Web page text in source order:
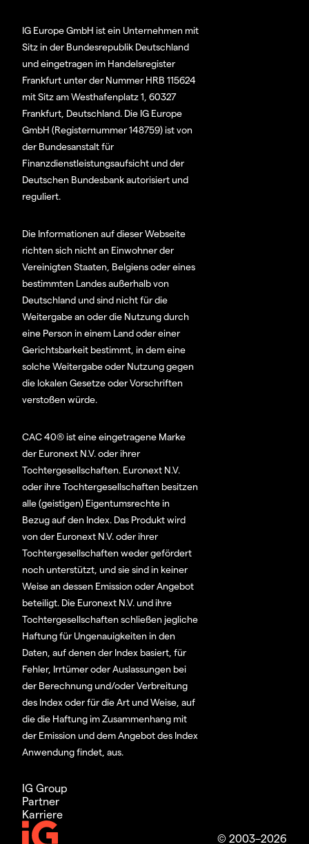
IG Europe GmbH ist ein Unternehmen mit
Sitz in der Bundesrepublik Deutschland
und eingetragen im Handelsregister
Frankfurt unter der Nummer HRB 115624
mit Sitz am Westhafenplatz 1, 60327
Frankfurt, Deutschland. Die IG Europe
GmbH (Registernummer 148759) ist von
der Bundesanstalt für
Finanzdienstleistungsaufsicht und der
Deutschen Bundesbank autorisiert und
reguliert.
Die Informationen auf dieser Webseite
richten sich nicht an Einwohner der
Vereinigten Staaten, Belgiens oder eines
bestimmten Landes außerhalb von
Deutschland und sind nicht für die
Weitergabe an oder die Nutzung durch
eine Person in einem Land oder einer
Gerichtsbarkeit bestimmt, in dem eine
solche Weitergabe oder Nutzung gegen
die lokalen Gesetze oder Vorschriften
verstoßen würde.
CAC 40® ist eine eingetragene Marke
der Euronext N.V. oder ihrer
Tochtergesellschaften. Euronext N.V.
oder ihre Tochtergesellschaften besitzen
alle (geistigen) Eigentumsrechte in
Bezug auf den Index. Das Produkt wird
von der Euronext N.V. oder ihrer
Tochtergesellschaften weder gefördert
noch unterstützt, und sie sind in keiner
Weise an dessen Emission oder Angebot
beteiligt. Die Euronext N.V. und ihre
Tochtergesellschaften schließen jegliche
Haftung für Ungenauigkeiten in den
Daten, auf denen der Index basiert, für
Fehler, Irrtümer oder Auslassungen bei
der Berechnung und/oder Verbreitung
des Index oder für die Art und Weise, auf
die die Haftung im Zusammenhang mit
der Emission und dem Angebot des Index
Anwendung findet, aus.
IG Group
Partner
Karriere
© 2003–2026